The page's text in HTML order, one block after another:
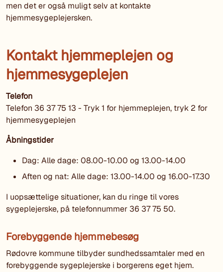
men det er også muligt selv at kontakte
hjemmesygeplejersken.
Kontakt hjemmeplejen og
hjemmesygeplejen
Telefon
Telefon 36 37 75 13 - Tryk 1 for hjemmeplejen, tryk 2 for
hjemmesygeplejen
Åbningstider
Dag: Alle dage: 08.00-10.00 og 13.00-14.00
Aften og nat: Alle dage: 13.00-14.00 og 16.00-17.30
I uopsættelige situationer, kan du ringe til vores
sygeplejerske, på telefonnummer 36 37 75 50.
Forebyggende hjemmebesøg
Rødovre kommune tilbyder sundhedssamtaler med en
forebyggende sygeplejerske i borgerens eget hjem.